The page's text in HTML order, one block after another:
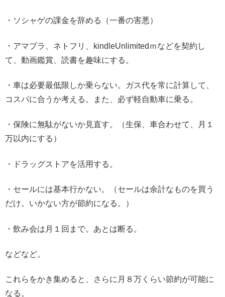
・ソシャゲの課金を辞める（一番の害悪）
・アマプラ、ネトフリ、kindleUnlimitedｍなどを契約し
て、動画鑑賞、読書を趣味にする。
・車は必要最低限しか乗らない。ガス代を常に計算して、
コスパに合うか考える。また、必ず軽自動車に乗る。
・保険に無駄がないか見直す。（生保、車合わせて、月１
万以内にする）
・ドラッグストアを活用する。
・セールには基本行かない。（セールは余計なものを買う
だけ。いかない方が節約になる。）
・飲み会は月１回まで。あとは断る。
などなど。
これらをかき集めると、さらに月８万くらい節約が可能に
なる。